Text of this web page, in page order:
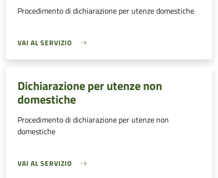
Procedimento di dichiarazione per utenze domestiche
VAI AL SERVIZIO
Dichiarazione per utenze non
domestiche
Procedimento di dichiarazione per utenze non
domestiche
VAI AL SERVIZIO